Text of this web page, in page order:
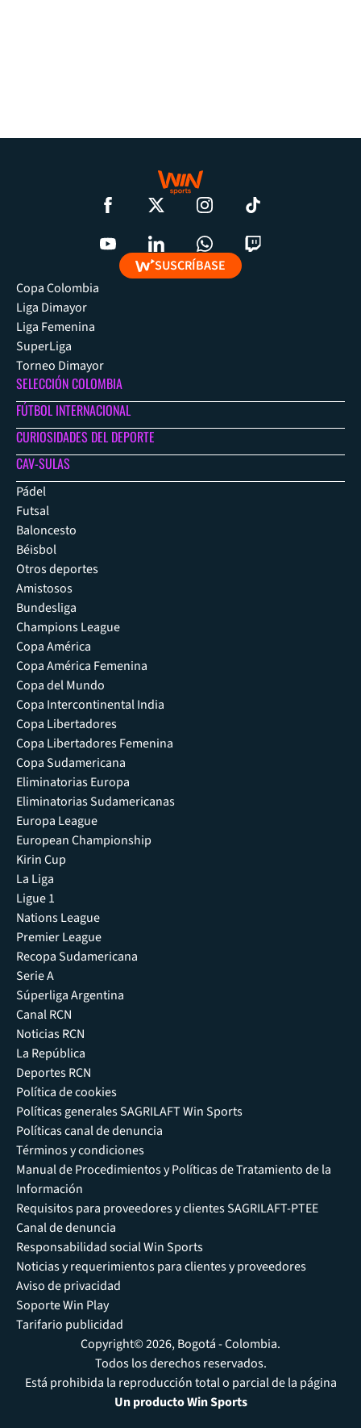
SUSCRÍBASE
Copa Colombia
Liga Dimayor
Liga Femenina
SuperLiga
Torneo Dimayor
SELECCIÓN COLOMBIA
FÚTBOL INTERNACIONAL
CURIOSIDADES DEL DEPORTE
CAV-SULAS
Pádel
Futsal
Baloncesto
Béisbol
Otros deportes
Amistosos
Bundesliga
Champions League
Copa América
Copa América Femenina
Copa del Mundo
Copa Intercontinental India
Copa Libertadores
Copa Libertadores Femenina
Copa Sudamericana
Eliminatorias Europa
Eliminatorias Sudamericanas
Europa League
European Championship
Kirin Cup
La Liga
Ligue 1
Nations League
Premier League
Recopa Sudamericana
Serie A
Súperliga Argentina
Canal RCN
Noticias RCN
La República
Deportes RCN
Política de cookies
Políticas generales SAGRILAFT Win Sports
Políticas canal de denuncia
Términos y condiciones
Manual de Procedimientos y Políticas de Tratamiento de la
Información
Requisitos para proveedores y clientes SAGRILAFT-PTEE
Canal de denuncia
Responsabilidad social Win Sports
Noticias y requerimientos para clientes y proveedores
Aviso de privacidad
Soporte Win Play
Tarifario publicidad
Copyright© 2026, Bogotá - Colombia.
Todos los derechos reservados.
Está prohibida la reproducción total o parcial de la página
Un producto Win Sports